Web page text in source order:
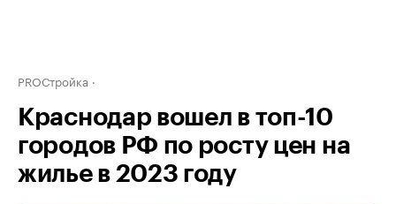
PROСтройка
Краснодар вошел в топ-10
городов РФ по росту цен на
жилье в 2023 году